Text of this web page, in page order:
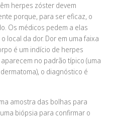
herpes zóster devem
porque, para ser eficaz, o
Os médicos pedem a elas
local da dor. Dor em uma faixa
é um indício de herpes
no padrão típico (uma
o diagnóstico é
amostra das bolhas para
biópsia para confirmar o